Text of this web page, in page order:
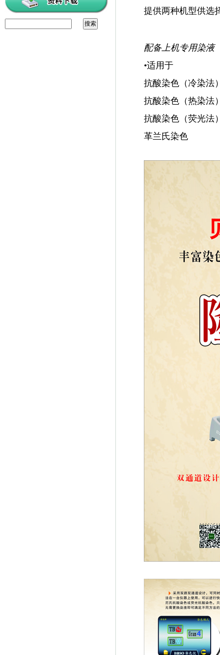
提供两种机型供选
配备上机专用染液
•适用于
抗酸染色（冷染法
抗酸染色（热染法
抗酸染色（荧光法
革兰氏染色